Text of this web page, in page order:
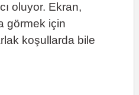
oluyor. Ekran,
görmek için
koşullarda bile